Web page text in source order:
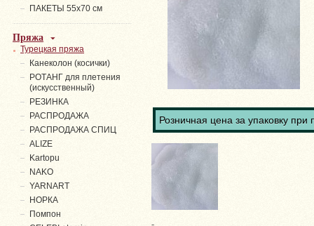
Розничная цена за упаковку при
-
ПАКЕТЫ 55х70 см
Пряжа
Турецкая пряжа
Канеколон (косички)
РОТАНГ для плетения
(искусственный)
PЕЗИНКА
РАСПРОДАЖА
РАСПРОДАЖА СПИЦ
ALIZE
Kartopu
NAKO
YARNART
НОРКА
Помпон